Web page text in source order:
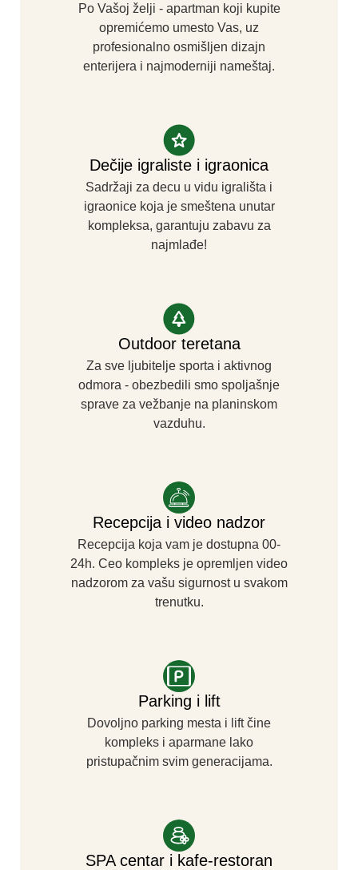
Po Vašoj želji - apartman koji kupite
opremićemo umesto Vas, uz
profesionalno osmišljen dizajn
enterijera i najmoderniji nameštaj.
Dečije igraliste i igraonica
Sadržaji za decu u vidu igrališta i
igraonice koja je smeštena unutar
kompleksa, garantuju zabavu za
najmlađe!
Outdoor teretana
Za sve ljubitelje sporta i aktivnog
odmora - obezbedili smo spoljašnje
sprave za vežbanje na planinskom
vazduhu.
Recepcija i video nadzor
Recepcija koja vam je dostupna 00-
24h. Ceo kompleks je opremljen video
nadzorom za vašu sigurnost u svakom
trenutku.​
Parking i lift
Dovoljno parking mesta i lift čine
kompleks i aparmane lako
pristupačnim svim generacijama.
SPA centar i kafe-restoran